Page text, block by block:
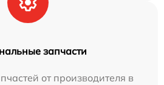
запчасти
от производителя в